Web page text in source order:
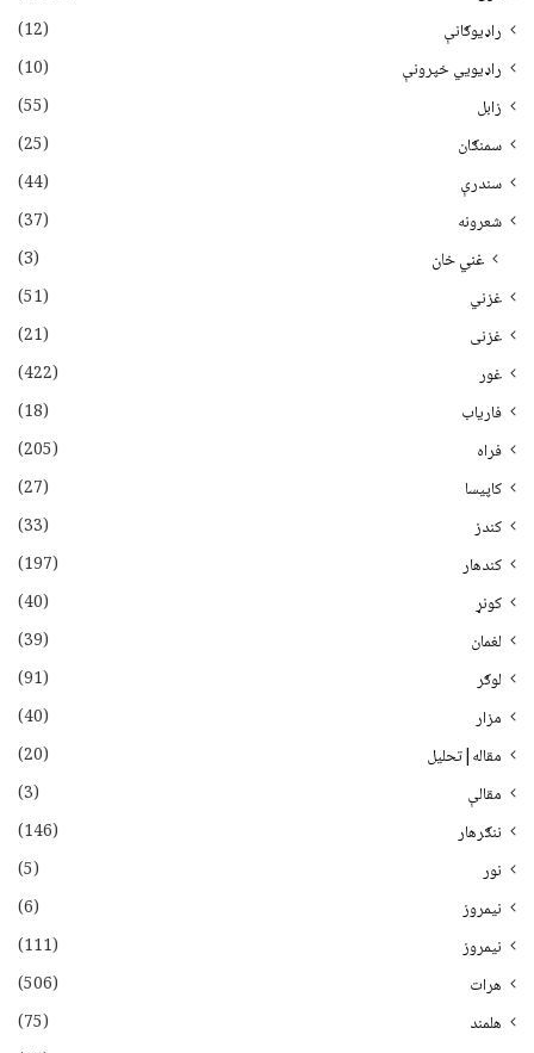
راډیوګانې
(12)
راډیويي خپرونې
(10)
زابل
(55)
سمنګان
(25)
سندرې
(44)
شعرونه
(37)
غني خان
(3)
غزني
(51)
غزنی
(21)
غور
(422)
فاریاب
(18)
فراه
(205)
کاپیسا
(27)
کندز
(33)
کندهار
(197)
کونړ
(40)
لغمان
(39)
لوګر
(91)
مزار
(40)
مقاله|تحلیل
(20)
مقالې
(3)
ننګرهار
(146)
نور
(5)
نيمروز
(6)
نیمروز
(111)
هرات
(506)
هلمند
(75)